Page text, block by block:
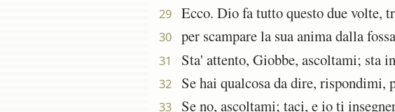
29 Ecco. Dio fa tutto questo due volte,
30 per scampare la sua anima dalla
31 Sta' attento, Giobbe, ascoltami; sta
32 Se hai qualcosa da dire, rispondimi,
33 Se no, ascoltami; taci, e io ti